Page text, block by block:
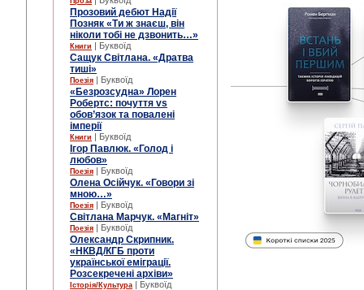
Прозовий дебют Надії
Позняк «Ти ж знаєш, він
ніколи тобі не дзвонить…»
Книги | Буквоїд
Сащук Світлана. «Дратва
тиші»
Поезія | Буквоїд
«Безрозсудна» Лорен
Робертс: почуття vs
обов’язок та повалені
імперії
Книги | Буквоїд
Ігор Павлюк. «Голод і
любов»
Поезія | Буквоїд
Олена Осійчук. «Говори зі
мною…»
Поезія | Буквоїд
Світлана Марчук. «Магніт»
Поезія | Буквоїд
Олександр Скрипник.
«НКВД/КГБ проти
української еміграції.
Розсекречені архіви»
Історія/Культура | Буквоїд